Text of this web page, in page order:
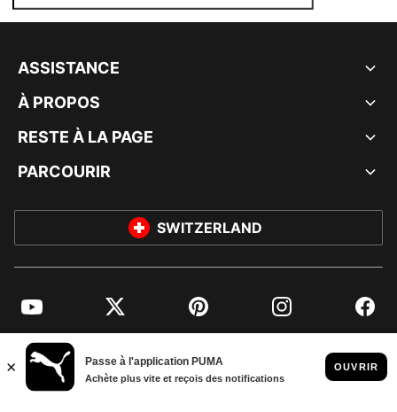
ASSISTANCE
À PROPOS
RESTE À LA PAGE
PARCOURIR
SWITZERLAND
YouTube Twitter Pinterest Instagram
© PUMA EUROPE GMBH, 2026. TOUS DROITS RÉSERVÉS
MENTIONS ET DONNÉES LÉGALES